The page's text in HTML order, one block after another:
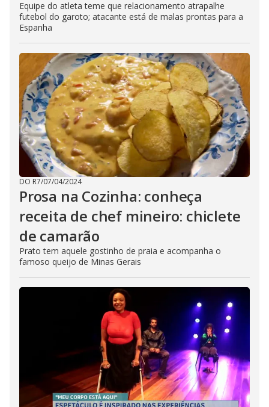
Equipe do atleta teme que relacionamento atrapalhe
futebol do garoto; atacante está de malas prontas para a
Espanha
DO R7/07/04/2024
Prosa na Cozinha: conheça
receita de chef mineiro: chiclete
de camarão
Prato tem aquele gostinho de praia e acompanha o
famoso queijo de Minas Gerais